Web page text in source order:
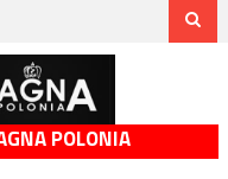
POLONIA